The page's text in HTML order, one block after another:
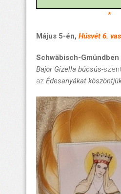
*
Május 5-én, Húsvét 6.
Schwäbisch-Gmündben
Bajor Gizella búcsús-
az Édesanyákat